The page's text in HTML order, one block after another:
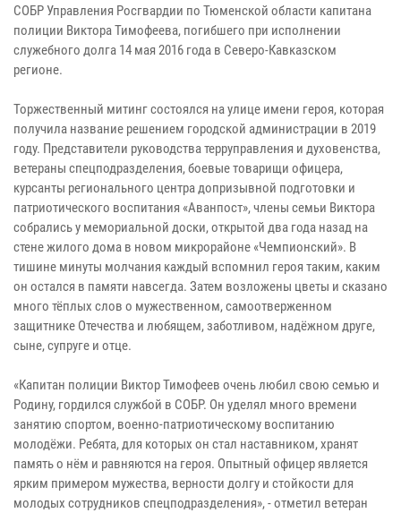
СОБР Управления Росгвардии по Тюменской области капитана
полиции Виктора Тимофеева, погибшего при исполнении
служебного долга 14 мая 2016 года в Северо-Кавказском
регионе.
Торжественный митинг состоялся на улице имени героя, которая
получила название решением городской администрации в 2019
году. Представители руководства терруправления и духовенства,
ветераны спецподразделения, боевые товарищи офицера,
курсанты регионального центра допризывной подготовки и
патриотического воспитания «Аванпост», члены семьи Виктора
собрались у мемориальной доски, открытой два года назад на
стене жилого дома в новом микрорайоне «Чемпионский». В
тишине минуты молчания каждый вспомнил героя таким, каким
он остался в памяти навсегда. Затем возложены цветы и сказано
много тёплых слов о мужественном, самоотверженном
защитнике Отечества и любящем, заботливом, надёжном друге,
сыне, супруге и отце.
«Капитан полиции Виктор Тимофеев очень любил свою семью и
Родину, гордился службой в СОБР. Он уделял много времени
занятию спортом, военно-патриотическому воспитанию
молодёжи. Ребята, для которых он стал наставником, хранят
память о нём и равняются на героя. Опытный офицер является
ярким примером мужества, верности долгу и стойкости для
молодых сотрудников спецподразделения», - отметил ветеран